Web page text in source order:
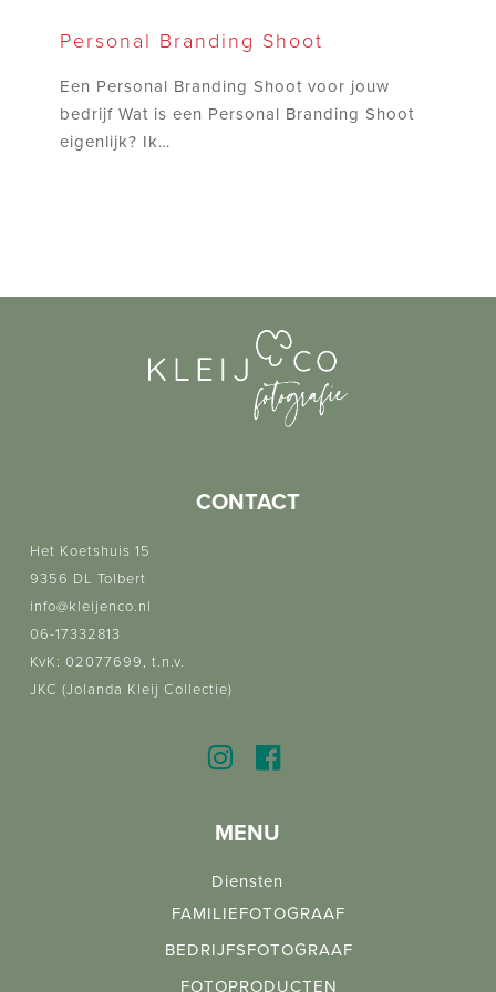
Branding
Personal Branding Shoot
Een Personal Branding Shoot voor jouw
bedrijf Wat is een Personal Branding Shoot
eigenlijk? Ik…
CONTACT
Het Koetshuis 15
9356 DL Tolbert
info@kleijenco.nl
06-17332813
KvK: 02077699, t.n.v.
JKC (Jolanda Kleij Collectie)
MENU
Diensten
FAMILIEFOTOGRAAF
BEDRIJFSFOTOGRAAF
FOTOPRODUCTEN